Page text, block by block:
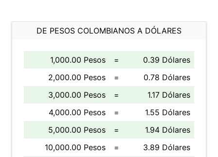
DE PESOS COLOMBIANOS A DÓLARES
1,000.00 Pesos =
0.39 Dólares
2,000.00 Pesos
=
0.78 Dólares
3,000.00 Pesos
=
1.17 Dólares
4,000.00 Pesos
=
1.55 Dólares
5,000.00 Pesos
=
1.94 Dólares
10,000.00 Pesos
=
3.89 Dólares